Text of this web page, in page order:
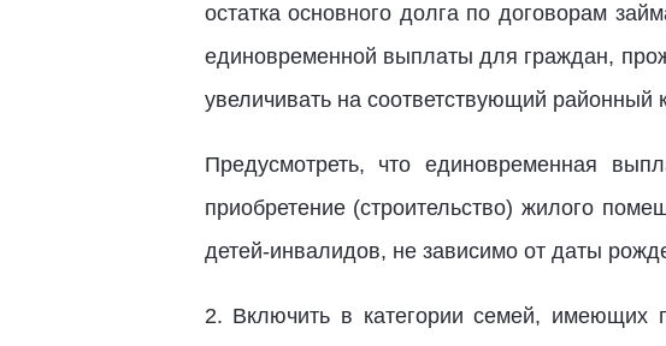
остатка основного долга по договорам
единовременной выплаты для граждан,
увеличивать на соответствующий
Предусмотреть, что единовременная
приобретение (строительство) жилого
детей-инвалидов, не зависимо от даты
2. Включить в категории семей, имеющих